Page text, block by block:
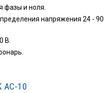
фазы и ноля.
напряжения 24 - 90
В.
10